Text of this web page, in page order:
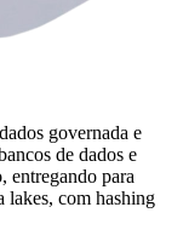
governada e
de dados e
entregando para
lakes, com hashing